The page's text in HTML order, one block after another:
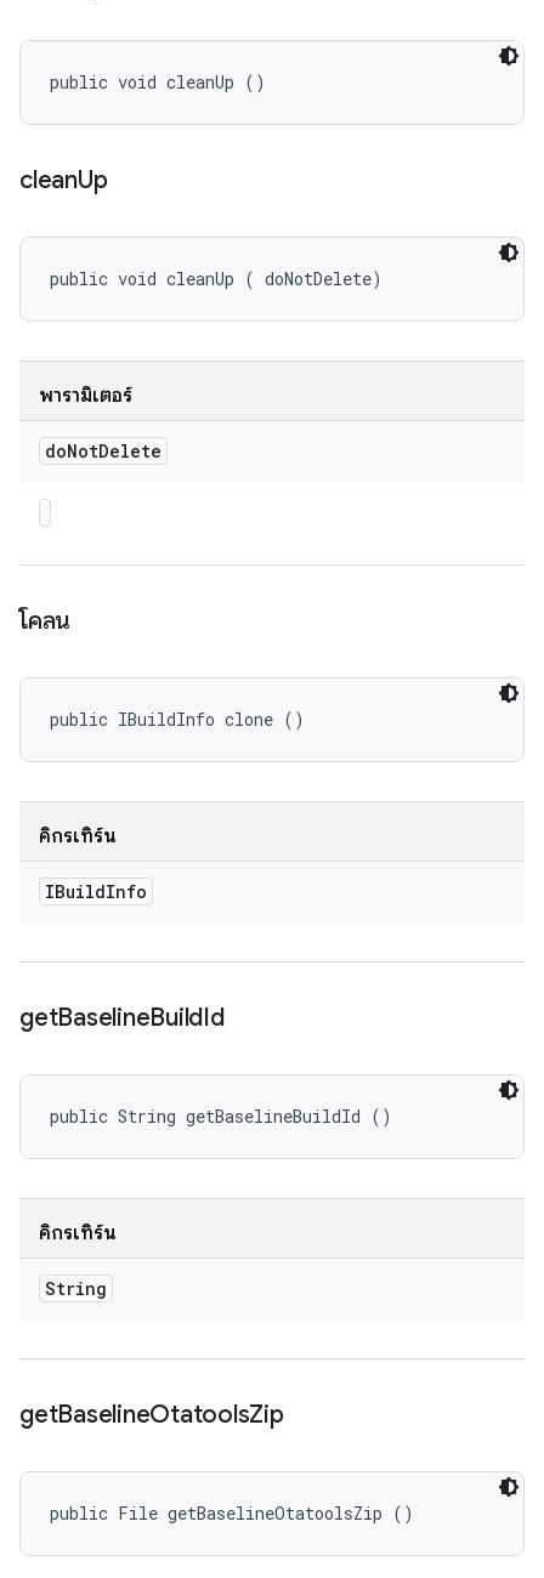
public void cleanUp ()
cleanUp
public void cleanUp ( doNotDelete)
พารามิเตอร์
doNotDelete
โคลน
public IBuildInfo clone ()
คิกรีเทิร์น
IBuildInfo
getBaselineBuildId
public String getBaselineBuildId ()
คิกรีเทิร์น
String
getBaselineOtatoolsZip
public File getBaselineOtatoolsZip ()